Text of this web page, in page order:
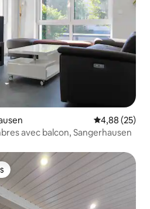
Évaluation
4,88 (25)
avec balcon, Sangerhausen